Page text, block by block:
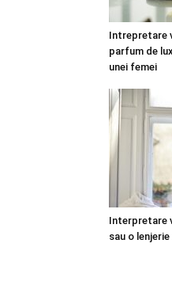
Intrepretare
parfum de
unei femei
Interpretare
sau o